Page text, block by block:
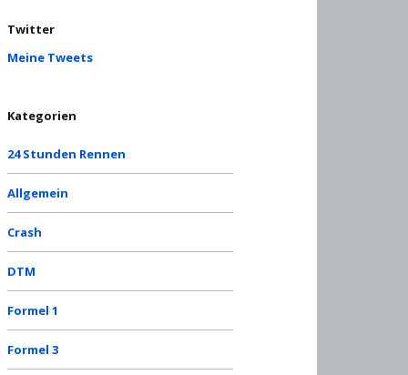
Twitter
Meine Tweets
Kategorien
24 Stunden Rennen
Allgemein
Crash
DTM
Formel 1
Formel 3